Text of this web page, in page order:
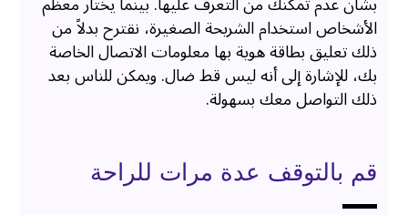
الأشخاص استخدام الشريحة الصغيرة، نقترح بدلاً من
ذلك تعليق بطاقة هوية بها معلومات الاتصال الخاصة
بك، للإشارة إلى أنه ليس قط ضال. ويمكن للناس بعد
ذلك التواصل معك بسهولة.
قم بالتوقف عدة مرات للراحة